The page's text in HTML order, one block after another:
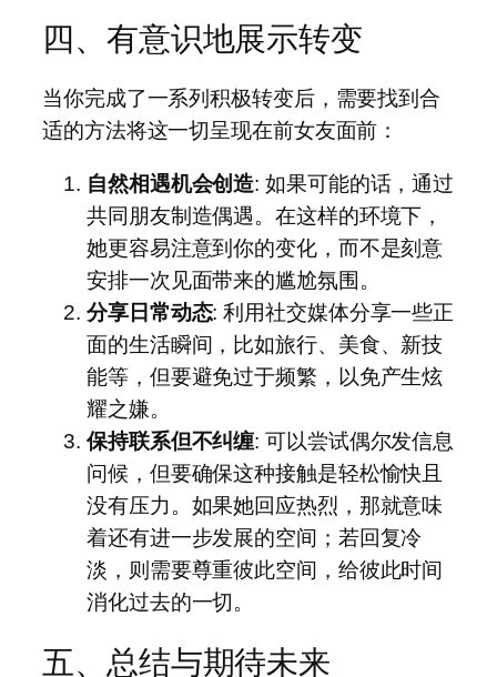
四、有意识地展示转变
当你完成了一系列积极转变后，需要找到合
适的方法将这一切呈现在前女友面前：
自然相遇机会创造: 如果可能的话，通过
共同朋友制造偶遇。在这样的环境下，
她更容易注意到你的变化，而不是刻意
安排一次见面带来的尴尬氛围。
分享日常动态: 利用社交媒体分享一些正
面的生活瞬间，比如旅行、美食、新技
能等，但要避免过于频繁，以免产生炫
耀之嫌。
保持联系但不纠缠: 可以尝试偶尔发信息
问候，但要确保这种接触是轻松愉快且
没有压力。如果她回应热烈，那就意味
着还有进一步发展的空间；若回复冷
淡，则需要尊重彼此空间，给彼此时间
消化过去的一切。
五、总结与期待未来